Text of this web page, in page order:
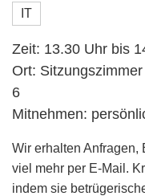
IT
Zeit: 13.30 Uhr bis
Ort:
6
Mitnehmen:
Wir erhalten Anfragen,
viel mehr per E-Mail.
indem sie